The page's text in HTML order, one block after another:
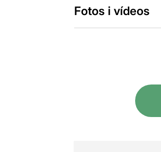
Fotos i vídeos